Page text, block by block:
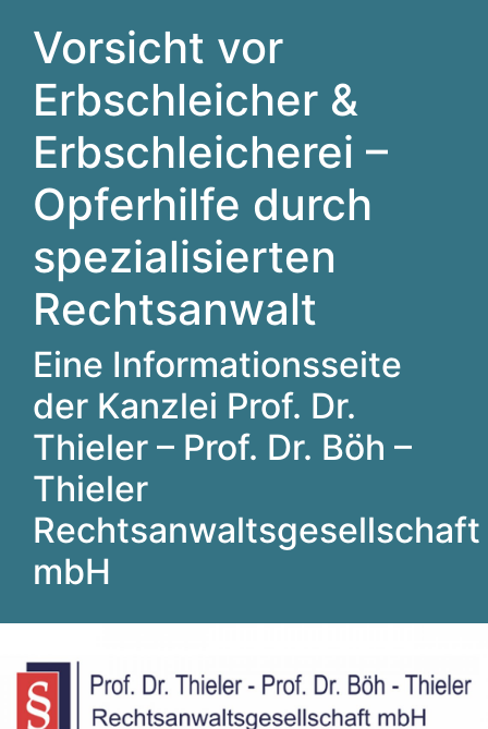
Vorsicht vor
Erbschleicher &
Erbschleicherei –
Opferhilfe durch
spezialisierten
Rechtsanwalt
Eine Informationsseite
der Kanzlei Prof. Dr.
Thieler – Prof. Dr. Böh –
Thieler
Rechtsanwaltsgesellschaft
mbH